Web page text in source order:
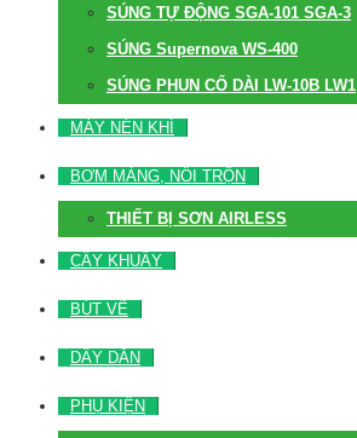
SÚNG TỰ ĐỘNG SGA-101 SGA-3
SÚNG Supernova WS-400
SÚNG PHUN CỔ DÀI LW-10B LW1
MÁY NÉN KHÍ
BƠM MÀNG, NỒI TRỘN
THIẾT BỊ SƠN AIRLESS
CÂY KHUẤY
BÚT VẼ
DÂY DẪN
PHỤ KIỆN